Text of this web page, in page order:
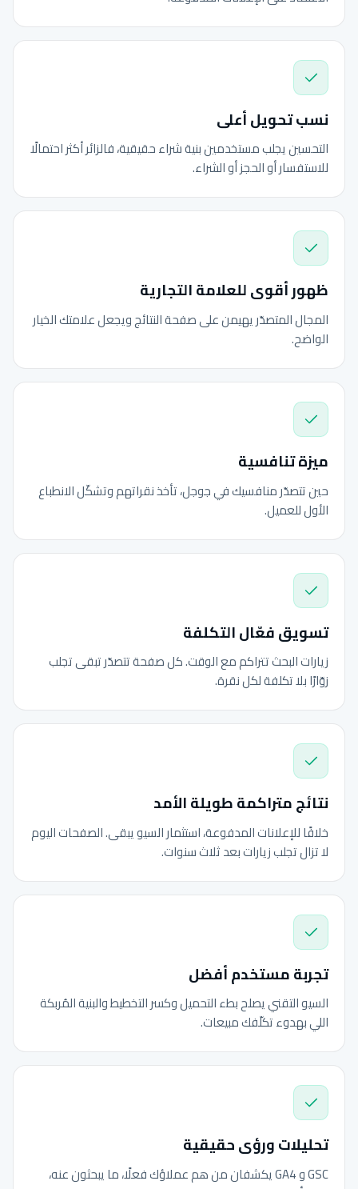
نسب تحويل أعلى
التحسين يجلب مستخدمين بنية شراء حقيقية، فالزائر أكثر احتمالًا
للاستفسار أو الحجز أو الشراء.
ظهور أقوى للعلامة التجارية
المجال المتصدّر يهيمن على صفحة النتائج ويجعل علامتك الخيار
الواضح.
ميزة تنافسية
حين تتصدّر منافسيك في جوجل، تأخذ نقراتهم وتشكّل الانطباع
الأول للعميل.
تسويق فعّال التكلفة
زيارات البحث تتراكم مع الوقت. كل صفحة تتصدّر تبقى تجلب
زوّارًا بلا تكلفة لكل نقرة.
نتائج متراكمة طويلة الأمد
خلافًا للإعلانات المدفوعة، استثمار السيو يبقى. الصفحات اليوم
لا تزال تجلب زيارات بعد ثلاث سنوات.
تجربة مستخدم أفضل
السيو التقني يصلح بطء التحميل وكسر التخطيط والبنية المُربكة
اللي بهدوء تكلّفك مبيعات.
تحليلات ورؤى حقيقية
GSC و GA4 يكشفان من هم عملاؤك فعلًا، ما يبحثون عنه،